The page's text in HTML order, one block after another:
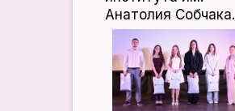
Анатолия Собчака.